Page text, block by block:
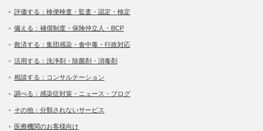
評価する：検便検査・監査・認定・検定
備える：補償制度・保険仲立人・BCP
救済する：集団感染・食中毒・行政対応
活用する：洗浄剤・除菌剤・消毒剤
相談する：コンサルテーション
調べる：感染症対策・ニュース・ブログ
その他：分類されないサービス
医療機関のお客様向け